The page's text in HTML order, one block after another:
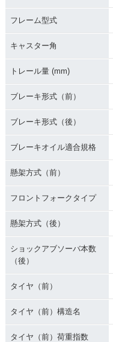
フレーム型式
キャスター角
トレール量 (mm)
ブレーキ形式（前）
ブレーキ形式（後）
ブレーキオイル適合規格
懸架方式（前）
フロントフォークタイプ
懸架方式（後）
ショックアブソーバ本数
（後）
タイヤ（前）
タイヤ（前）構造名
タイヤ（前）荷重指数